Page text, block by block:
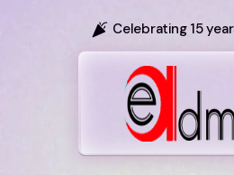
Celebrating 15